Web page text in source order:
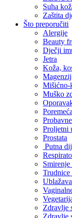
Suha
Zaštita
Što preporučiti
Alergije
Beauty
Dječji
Jetra
Koža,
Magenzij
Mišićno-
Muško
Proljetni
Prostata
Putna
Smirenje
Zdravlje
Zdravlje